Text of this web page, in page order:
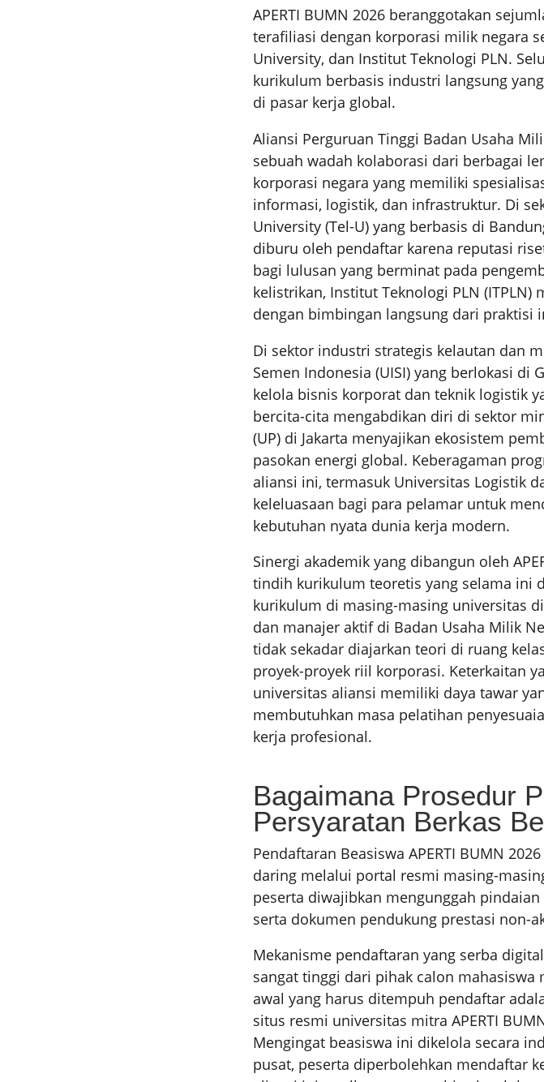
APERTI BUMN 2026 beranggotakan
terafiliasi dengan korporasi milik negara
University, dan Institut Teknologi PLN.
kurikulum berbasis industri langsung
di pasar kerja global.
Aliansi Perguruan Tinggi Badan Usaha
sebuah wadah kolaborasi dari berbagai
korporasi negara yang memiliki
informasi, logistik, dan infrastruktur. Di
University (Tel-U) yang berbasis di
diburu oleh pendaftar karena reputasi
bagi lulusan yang berminat pada
kelistrikan, Institut Teknologi PLN
dengan bimbingan langsung dari praktisi
Di sektor industri strategis kelautan dan
Semen Indonesia (UISI) yang berlokasi di
kelola bisnis korporat dan teknik logistik
bercita-cita mengabdikan diri di sektor
(UP) di Jakarta menyajikan ekosistem
pasokan energi global. Keberagaman
aliansi ini, termasuk Universitas Logistik
keleluasaan bagi para pelamar untuk
kebutuhan nyata dunia kerja modern.
Sinergi akademik yang dibangun oleh
tindih kurikulum teoretis yang selama ini
kurikulum di masing-masing universitas
dan manajer aktif di Badan Usaha Milik
tidak sekadar diajarkan teori di ruang
proyek-proyek riil korporasi. Keterkaitan
universitas aliansi memiliki daya tawar
membutuhkan masa pelatihan
kerja profesional.
Bagaimana Prosedur
Persyaratan Berkas
Pendaftaran Beasiswa APERTI BUMN
daring melalui portal resmi masing-
peserta diwajibkan mengunggah
serta dokumen pendukung prestasi non-
Mekanisme pendaftaran yang serba
sangat tinggi dari pihak calon
awal yang harus ditempuh pendaftar
situs resmi universitas mitra APERTI
Mengingat beasiswa ini dikelola secara
pusat, peserta diperbolehkan mendaftar